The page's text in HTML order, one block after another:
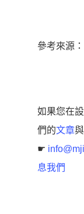
參考來源
如果您在
們的文章與
☛
息我們